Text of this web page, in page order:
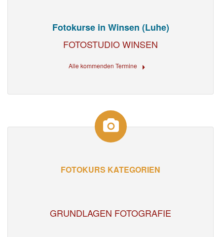
Fotokurse in Winsen (Luhe)
FOTOSTUDIO WINSEN
Alle kommenden Termine
FOTOKURS KATEGORIEN
GRUNDLAGEN FOTOGRAFIE